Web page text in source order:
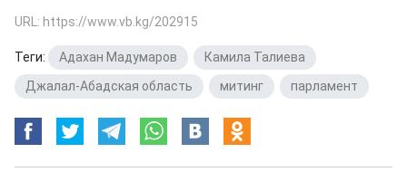
URL: https://www.vb.kg/202915
Теги: Адахан Мадумаров Камила Талиева
Джалал-Абадская область
митинг парламент